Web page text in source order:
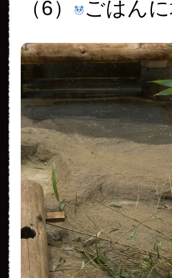
（6） ごはん